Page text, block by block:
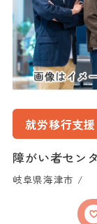
就労移行支援
障がい者セン
岐阜県海津市 /